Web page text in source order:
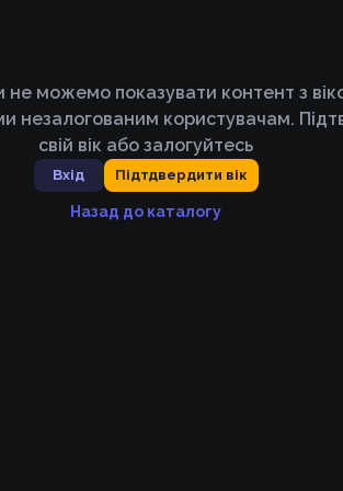
не можемо показувати контент з
незалогованим користувачам.
свій вік або залогуйтесь
Вхід Підтдвердити вік
Назад до каталогу